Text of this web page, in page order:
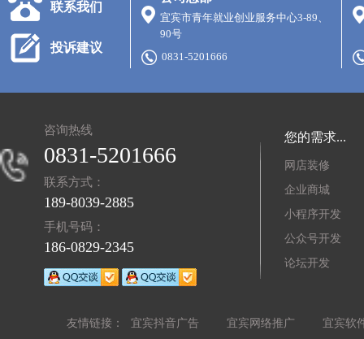
联系我们
投诉建议
宜宾市青年就业创业服务中心3-89、
90号
0831-5201666
咨询热线
0831-5201666
联系方式：
189-8039-2885
手机号码：
186-0829-2345
您的需求...
网店装修
企业商城
小程序开发
公众号开发
论坛开发
友情链接： 宜宾抖音广告 宜宾网络推广 宜宾软